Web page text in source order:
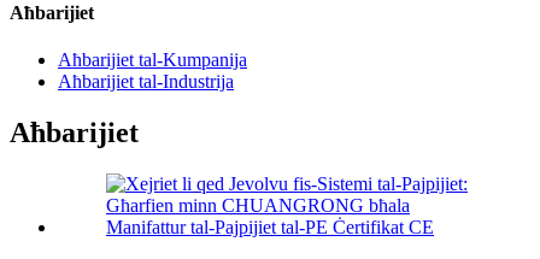
Aħbarijiet
Aħbarijiet tal-Kumpanija
Aħbarijiet tal-Industrija
Aħbarijiet